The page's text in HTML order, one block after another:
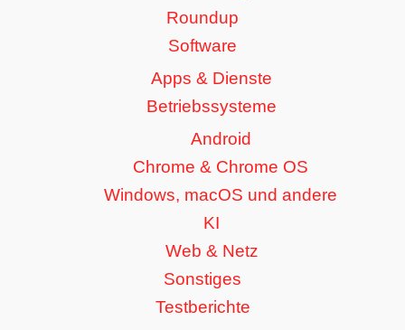
Roundup
Software
Apps & Dienste
Betriebssysteme
Android
Chrome & Chrome OS
Windows, macOS und andere
KI
Web & Netz
Sonstiges
Testberichte